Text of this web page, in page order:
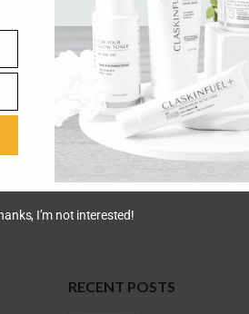
RECENT POSTS
I’m not interested!